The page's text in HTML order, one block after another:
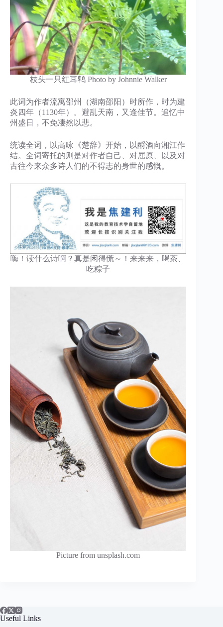
枝头一只红耳鹎 Photo by Johnnie Walker
此词为作者流寓邵州（湖南邵阳）时所作，时为建
炎四年（1130年）。避乱天南，又逢佳节。追忆中
州盛日，不免凄然以悲。
统读全词，以高咏《楚辞》开始，以酹酒向湘江作
结。全词寄托的则是对作者自己、对屈原、以及对
古往今来众多诗人们的不得志的身世的感慨。
嗨！读什么诗啊？真是闲得慌～！来来来，喝茶、
吃粽子
Picture from unsplash.com
Useful Links